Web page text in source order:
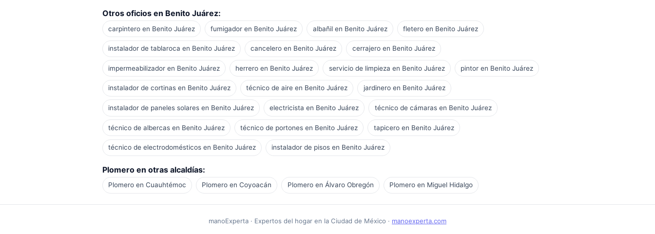
Otros oficios en Benito Juárez:
carpintero en Benito Juárez fumigador en Benito Juárez albañil en Benito Juárez fletero en Benito Juárez
instalador de tablaroca en Benito Juárez cancelero en Benito Juárez cerrajero en Benito Juárez
impermeabilizador en Benito Juárez herrero en Benito Juárez servicio de limpieza en Benito Juárez pintor en Benito Juárez
instalador de cortinas en Benito Juárez técnico de aire en Benito Juárez jardinero en Benito Juárez
instalador de paneles solares en Benito Juárez electricista en Benito Juárez técnico de cámaras en Benito Juárez
técnico de albercas en Benito Juárez técnico de portones en Benito Juárez tapicero en Benito Juárez
técnico de electrodomésticos en Benito Juárez instalador de pisos en Benito Juárez
Plomero en otras alcaldías:
Plomero en Cuauhtémoc Plomero en Coyoacán Plomero en Álvaro Obregón Plomero en Miguel Hidalgo
manoExperta · Expertos del hogar en la Ciudad de México · manoexperta.com